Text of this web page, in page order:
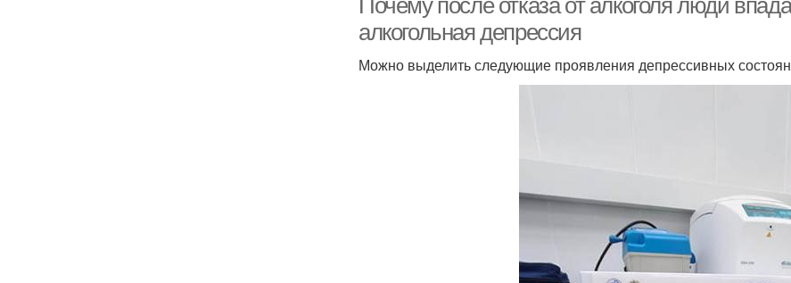
Почему после отказа от алкоголя люди
алкогольная депрессия
Можно выделить следующие проявления депрессивных